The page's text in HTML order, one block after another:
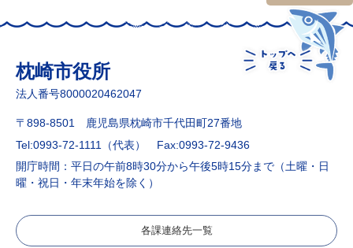
枕崎市役所
法人番号8000020462047
〒898-8501 鹿児島県枕崎市千代田町27番地
Tel:0993-72-1111（代表）
Fax:0993-72-9436
開庁時間：平日の午前8時30分から午後5時15分まで（土曜・日
曜・祝日・年末年始を除く）
各課連絡先一覧